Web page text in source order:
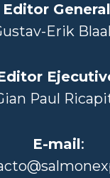
Editor General
Erik
Paul
E-mail: